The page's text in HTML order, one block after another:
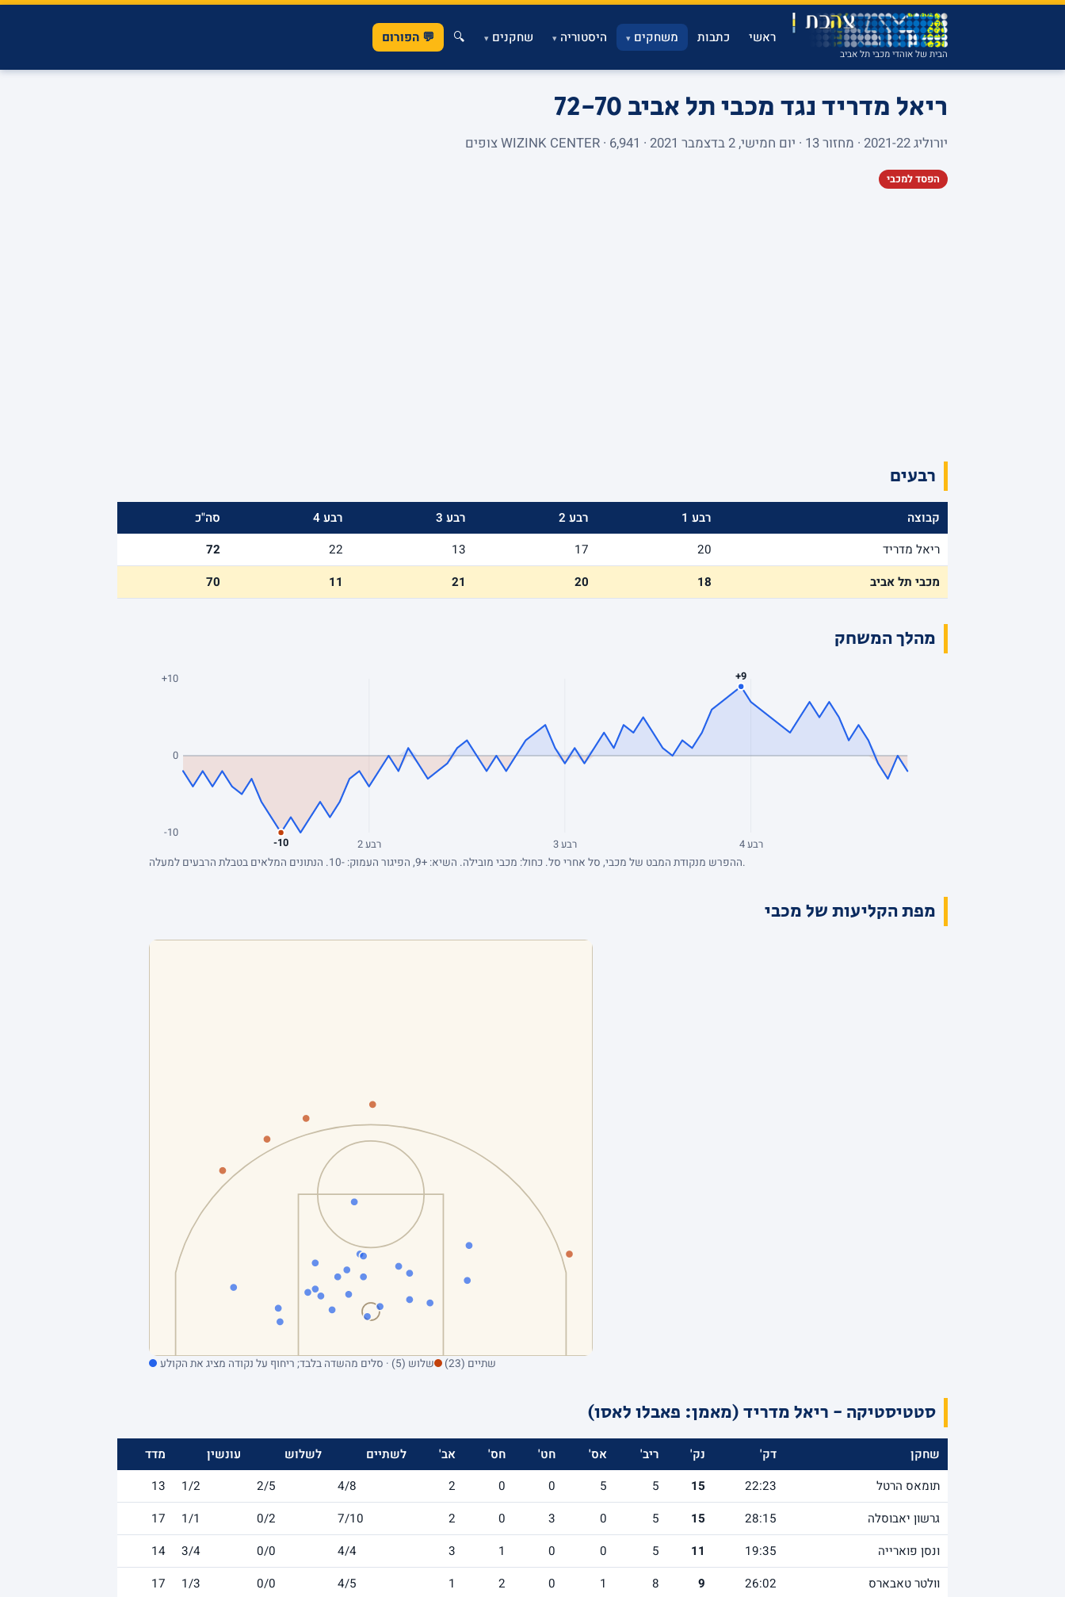
הבית של אוהדי מכבי תל אביב
ראשי כתבות משחקים▾ היסטוריה▾ שחקנים▾
🔍 💬 הפורום
ריאל מדריד נגד מכבי תל אביב72-70
יורוליג 2021-22 · מחזור 13 · יום חמישי, 2 בדצמבר 2021 · WIZINK CENTER · 6,941 צופים
הפסד למכבי
רבעים
קבוצה רבע 1 רבע 2 רבע 3 רבע 4
סה"כ
ריאל מדריד
20
17
13
22
72
מכבי תל אביב
18
20
21
11
70
מהלך המשחק
+10
0
-10
+9
-10 רבע 2 רבע 3 רבע 4
ההפרש מנקודת המבט של מכבי, סל אחרי סל. כחול: מכבי מובילה. השיא: +9, הפיגור העמוק: -10. הנתונים המלאים בטבלת הרבעים למעלה.
מפת הקליעות של מכבי
שתיים (23) שלוש (5) · סלים מהשדה בלבד; ריחוף על נקודה מציג את הקולע
סטטיסטיקה - ריאל מדריד (מאמן: פאבלו לאסו)
שחקן דק' נק' ריב' אס' חט' חס' אב' לשתיים לשלוש עונשין
מדד
תומאס הרטל
22:23
15
5
5
0
0
2
4/8
2/5
1/2
13
גרשון יאבוסלה
28:15
15
5
0
3
0
2
7/10
0/2
1/1
17
ונסן פוארייה
19:35
11
5
0
0
1
3
4/4
0/0
3/4
14
וולטר טאבארס
26:02
9
8
1
0
2
1
4/5
0/0
1/3
17